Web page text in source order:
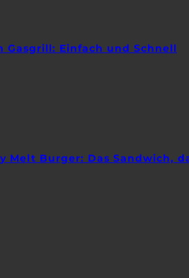
Gasgrill: Einfach und Schnell
Melt Burger: Das Sandwich,